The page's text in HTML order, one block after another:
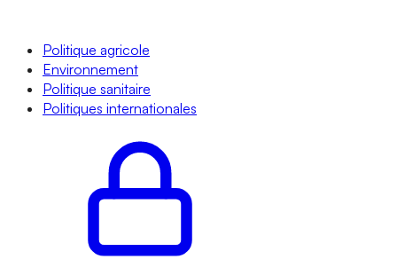
Politique agricole
Environnement
Politique sanitaire
Politiques internationales